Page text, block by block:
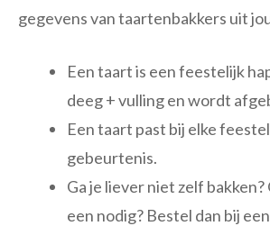
gegevens van taartenbakkers uit
Een taart is een feestelijk
deeg + vulling en wordt
Een taart past bij elke
gebeurtenis.
Ga je liever niet zelf bakken?
een nodig? Bestel dan bij